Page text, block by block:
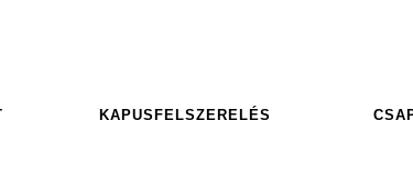
KAPUSFELSZERELÉS